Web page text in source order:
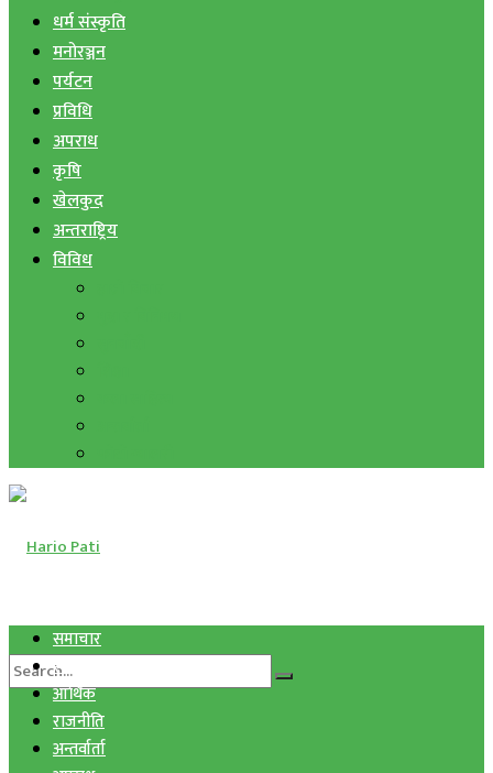
धर्म संस्कृति
मनोरञ्जन
पर्यटन
प्रविधि
अपराध
कृषि
खेलकुद
अन्तराष्ट्रिय
विविध
समाचार
स्वास्थ्य
आर्थिक
राजनीति
अन्तर्वार्ता